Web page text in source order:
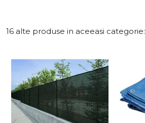
16 alte produse in aceeasi categorie: